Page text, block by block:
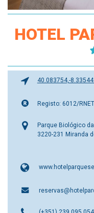
HOTEL
40.083754,-
Registo: 6012/RNET
Parque Biológico
3220-231 Miranda